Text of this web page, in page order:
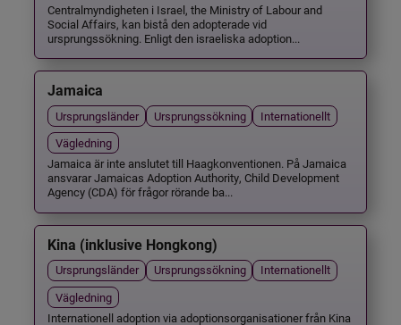
Centralmyndigheten i Israel, the Ministry of Labour and
Social Affairs, kan bistå den adopterade vid
ursprungssökning. Enligt den israeliska adoption...
Jamaica
Ursprungsländer Ursprungssökning
Internationellt
Vägledning
Jamaica är inte anslutet till Haagkonventionen. På Jamaica
ansvarar Jamaicas Adoption Authority, Child Development
Agency (CDA) för frågor rörande ba...
Kina (inklusive Hongkong)
Ursprungsländer Ursprungssökning
Internationellt
Vägledning
Internationell adoption via adoptionsorganisationer från Kina